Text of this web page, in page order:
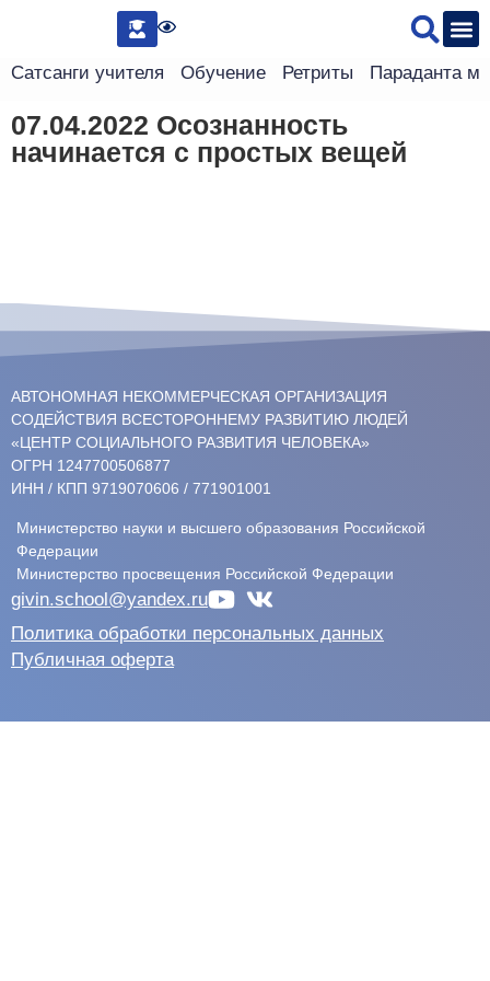
Сатсанги учителя Обучение Ретриты Параданта
07.04.2022 Осознанность
начинается с простых вещей
АВТОНОМНАЯ НЕКОММЕРЧЕСКАЯ ОРГАНИЗАЦИЯ
СОДЕЙСТВИЯ ВСЕСТОРОННЕМУ РАЗВИТИЮ ЛЮДЕЙ
«ЦЕНТР СОЦИАЛЬНОГО РАЗВИТИЯ ЧЕЛОВЕКА»
ОГРН 1247700506877
ИНН / КПП 9719070606 / 771901001
Министерство науки и высшего образования Российской
Федерации
Министерство просвещения Российской Федерации
givin.school@yandex.ru
Политика обработки персональных данных
Публичная оферта